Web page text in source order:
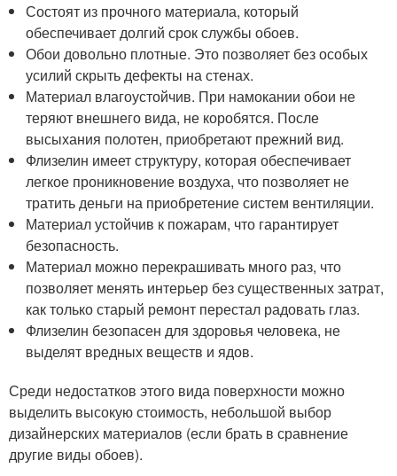
Состоят из прочного материала, который
обеспечивает долгий срок службы обоев.
Обои довольно плотные. Это позволяет без особых
усилий скрыть дефекты на стенах.
Материал влагоустойчив. При намокании обои не
теряют внешнего вида, не коробятся. После
высыхания полотен, приобретают прежний вид.
Флизелин имеет структуру, которая обеспечивает
легкое проникновение воздуха, что позволяет не
тратить деньги на приобретение систем вентиляции.
Материал устойчив к пожарам, что гарантирует
безопасность.
Материал можно перекрашивать много раз, что
позволяет менять интерьер без существенных затрат,
как только старый ремонт перестал радовать глаз.
Флизелин безопасен для здоровья человека, не
выделят вредных веществ и ядов.
Среди недостатков этого вида поверхности можно
выделить высокую стоимость, небольшой выбор
дизайнерских материалов (если брать в сравнение
другие виды обоев).